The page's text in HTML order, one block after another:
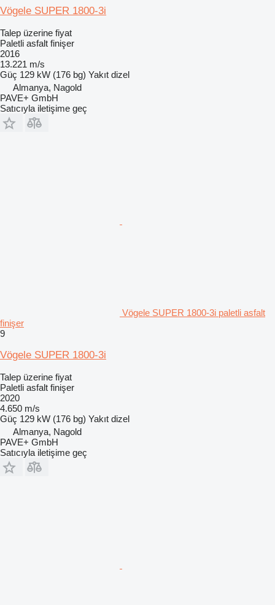
Vögele SUPER 1800-3i
Talep üzerine fiyat
Paletli asfalt finişer
2016
13.221 m/s
Güç 129 kW (176 bg) Yakıt dizel
Almanya, Nagold
PAVE+ GmbH
Satıcıyla iletişime geç
Vögele SUPER 1800-3i paletli asfalt
finişer
9
Vögele SUPER 1800-3i
Talep üzerine fiyat
Paletli asfalt finişer
2020
4.650 m/s
Güç 129 kW (176 bg) Yakıt dizel
Almanya, Nagold
PAVE+ GmbH
Satıcıyla iletişime geç